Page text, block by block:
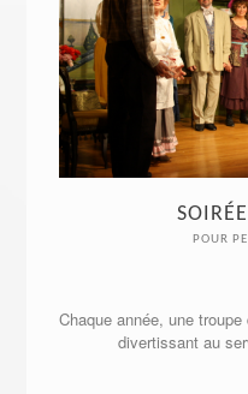
POUR
Chaque année, une
divertissant au